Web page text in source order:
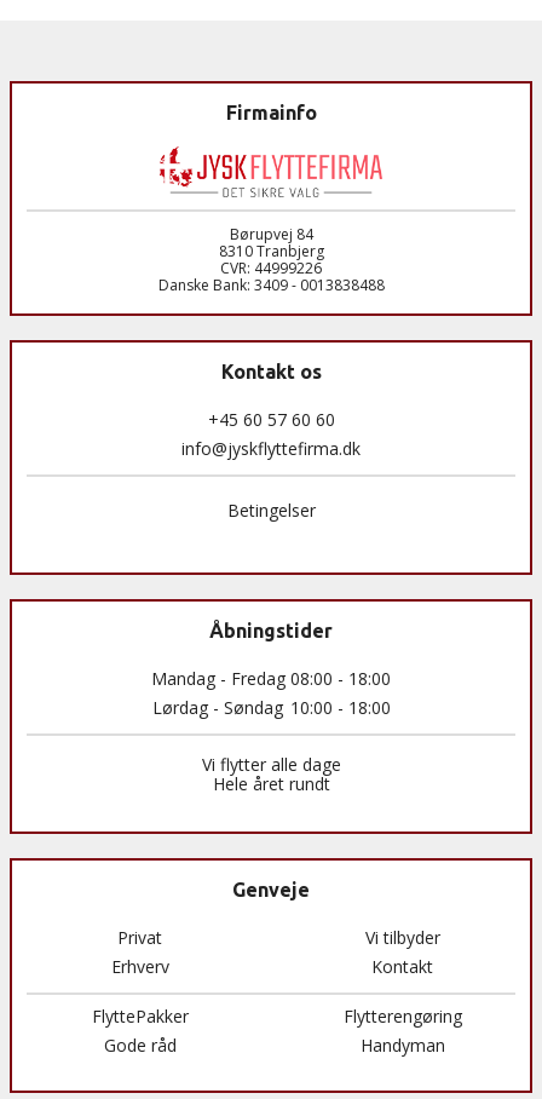
Firmainfo
Børupvej 84
8310 Tranbjerg
CVR: 44999226
Danske Bank: 3409 - 0013838488
Kontakt os
+45 60 57 60 60
info@jyskflyttefirma.dk
Betingelser
Åbningstider
Mandag - Fredag 08:00 - 18:00
Lørdag - Søndag 10:00 - 18:00
Vi flytter alle dage
Hele året rundt
Genveje
Privat
Erhverv
Vi tilbyder
Kontakt
FlyttePakker
Gode råd
Flytterengøring
Handyman